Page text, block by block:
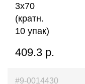
3х70
(кратн.
10 упак)
409.3 р.
#9-0014430